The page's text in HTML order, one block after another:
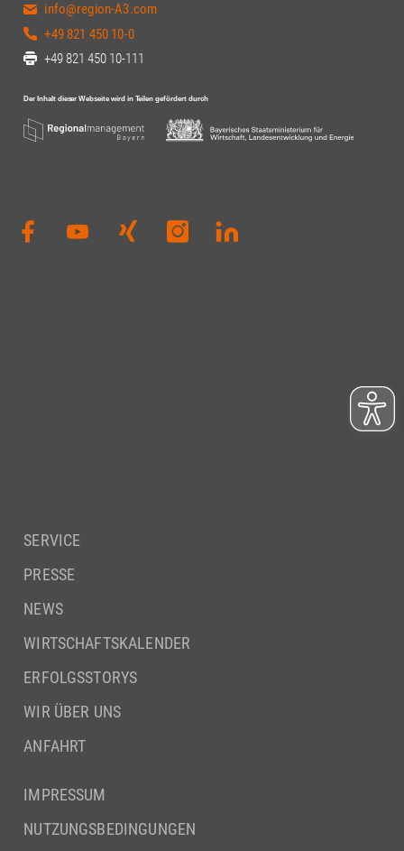
info@region-A3.com
+49 821 450 10-0
+49 821 450 10-111
SERVICE
PRESSE
NEWS
WIRTSCHAFTSKALENDER
ERFOLGSSTORYS
WIR ÜBER UNS
ANFAHRT
IMPRESSUM
NUTZUNGSBEDINGUNGEN